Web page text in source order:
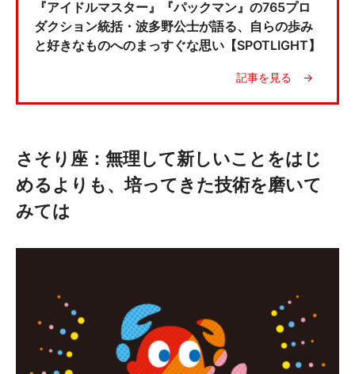
『アイドルマスター』『パックマン』の765プロ
ダクション統括・波多野公士が語る、自らの歩み
と好きなものへのまっすぐな思い【SPOTLIGHT】
さそり座：無理して新しいことをはじ
めるよりも、培ってきた技術を磨いて
みては